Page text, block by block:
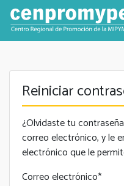
Reiniciar
¿Olvidaste tu
correo electrónico, y le
electrónico que le
Correo electrónico*